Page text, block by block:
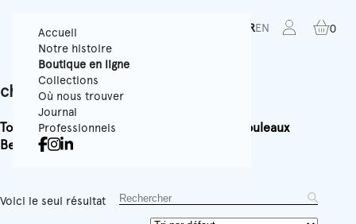
Accueil
Notre histoire
Boutique en ligne
Collections
Où nous trouver
Journal
Professionnels
FREN 0
child
Tous Papiers Peints Texturés
Rouleaux
Best-sellersAccessoires
Voici le seul résultat